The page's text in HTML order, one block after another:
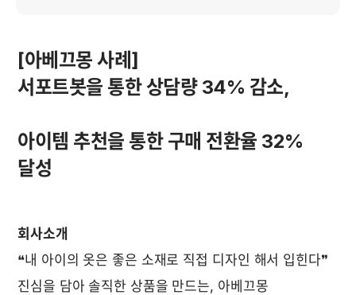
서포트봇을 통한 상담량 34% 감소,
아이템 추천을 통한 구매 전환율 32%
달성
회사소개
❝내 아이의 옷은 좋은 소재로 직접 디자인 해서 입힌다❞
진심을 담아 솔직한 상품을 만드는, 아베끄몽